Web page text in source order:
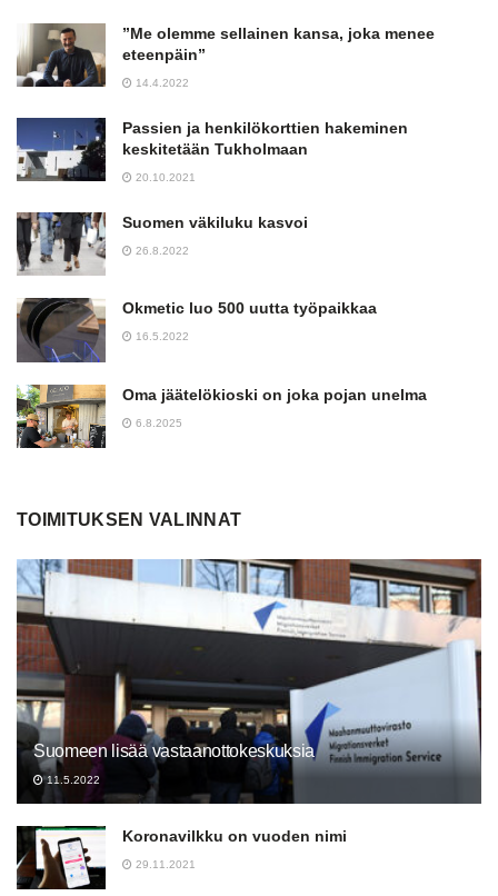
”Me olemme sellainen kansa, joka menee
eteenpäin”
14.4.2022
Passien ja henkilökorttien hakeminen
keskitetään Tukholmaan
20.10.2021
Suomen väkiluku kasvoi
26.8.2022
Okmetic luo 500 uutta työpaikkaa
16.5.2022
Oma jäätelökioski on joka pojan unelma
6.8.2025
TOIMITUKSEN VALINNAT
Suomeen lisää vastaanottokeskuksia
11.5.2022
Koronavilkku on vuoden nimi
29.11.2021